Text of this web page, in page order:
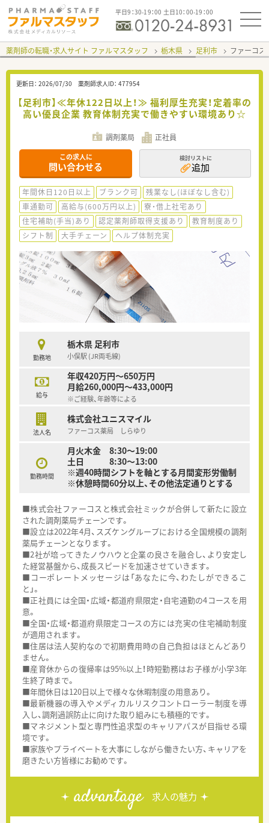
平日9：30-19：00 土日10：00-19：00
薬剤師の転職・求人サイト ファルマスタッフ 栃木県 足利市 ファーコ
更新日： 2026/07/30 薬剤師求人ID： 477954
【足利市】≪年休122日以上！≫ 福利厚生充実！定着率の
高い優良企業 教育体制充実で働きやすい環境あり☆
調剤薬局 正社員
この求人に
問い合わせる
検討リストに
追加
年間休日120日以上 ブランク可
残業なし(ほぼなし含む)
車通勤可
高給与(600万円以上)
寮・借上社宅あり
住宅補助(手当)あり
認定薬剤師取得支援あり
教育制度あり
シフト制
大手チェーン ヘルプ体制充実
勤務地
栃木県 足利市
小俣駅 (JR両毛線)
給与
年収420万円～650万円
月給260,000円～433,000円
※ご経験、年齢等による
法人名
株式会社ユニスマイル
ファーコス薬局 しらゆり
勤務時間
月火木金 8:30～19:00
土日 8:30～13:00
※週40時間シフトを軸とする月間変形労働制
※休憩時間60分以上、その他法定通りとする
■株式会社ファーコスと株式会社ミックが合併して新たに設立
された調剤薬局チェーンです。
■設立は2022年4月、スズケングループにおける全国規模の調剤
薬局チェーンとなります。
■2社が培ってきたノウハウと企業の良さを融合し、より安定し
た経営基盤から、成長スピードを加速させていきます。
■コーポレートメッセージは「あなたに今、わたしができるこ
と」。
■正社員には全国・広域・都道府県限定・自宅通勤の4コースを用
意。
■全国・広域・都道府県限定コースの方には充実の住宅補助制度
が適用されます。
■住居は法人契約なので初期費用時の自己負担はほとんどあり
ません。
■産育休からの復帰率は95%以上！時短勤務はお子様が小学3年
生終了時まで。
■年間休日は120日以上で様々な休暇制度の用意あり。
■最新機器の導入やメディカルリスクコントローラー制度を導
入し、調剤過誤防止に向けた取り組みにも積極的です。
■マネジメント型と専門性追求型のキャリアパスが目指せる環
境です。
■家族やプライベートを大事にしながら働きたい方、キャリアを
磨きたい方皆様にお勧めです。
advantage 求人の魅力